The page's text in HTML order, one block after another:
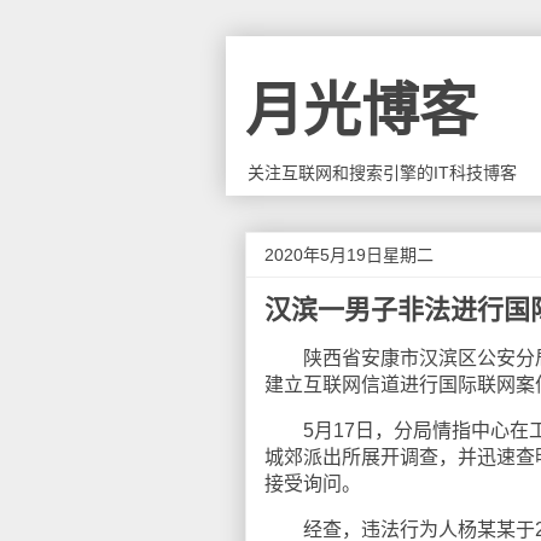
月光博客
关注互联网和搜索引擎的IT科技博客
2020年5月19日星期二
汉滨一男子非法进行国
陕西省安康市汉滨区公安分
建立互联网信道进行国际联网案
5月17日，分局情指中心在工
城郊派出所展开调查，并迅速
接受询问。
经查，违法行为人杨某某于